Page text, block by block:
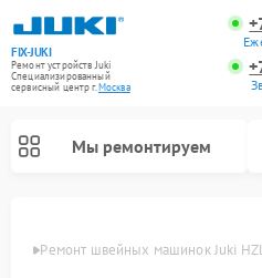
FIX-JUKI
Ремонт устройств Juki
Специализированный
cервисный центр г.Москва
Мы ремонтируем
Ремонт швейных машинок Juki